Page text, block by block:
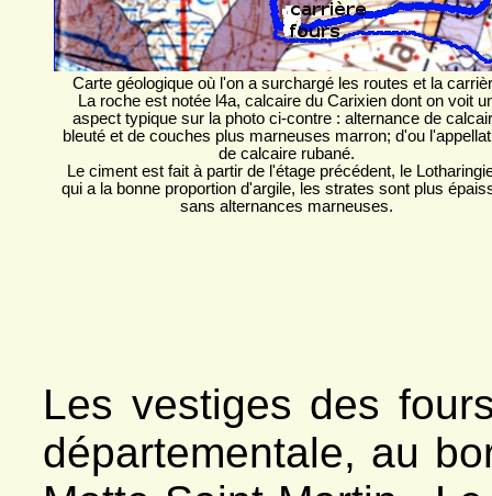
Carte géologique où l'on a surchargé les routes et la
La roche est notée l4a, calcaire du Carixien dont on voit
aspect typique sur la photo ci-contre : alternance de
bleuté et de couches plus marneuses marron; d'ou
de calcaire rubané.
Le ciment est fait à partir de l'étage précédent, le
qui a la bonne proportion d'argile, les strates sont plus
sans alternances marneuses.
Les vestiges des
départementale, au